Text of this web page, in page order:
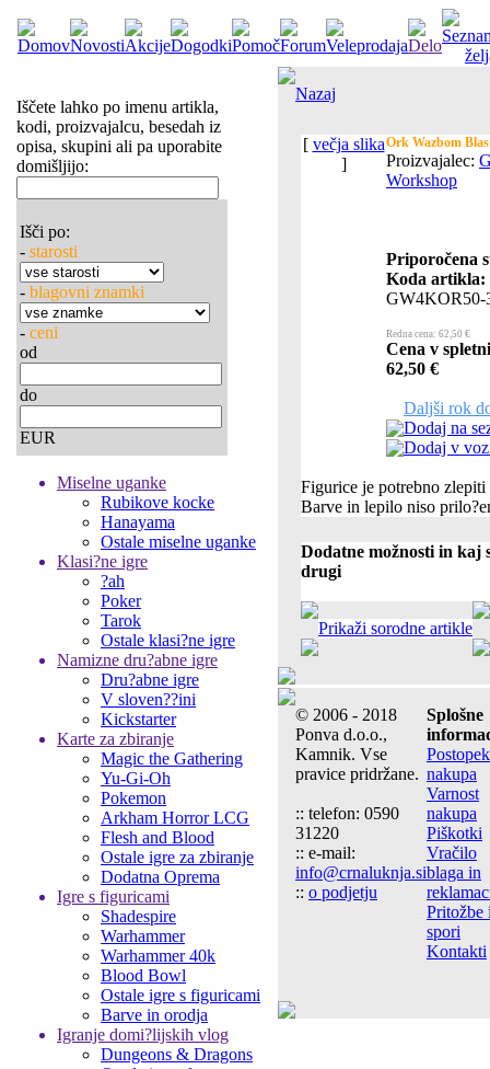
Iščete lahko po imenu artikla,
kodi, proizvajalcu, besedah iz
opisa, skupini ali pa uporabite
domišljijo:
Išči po:
- starosti
- blagovni znamki
- ceni
od
do
EUR
Miselne uganke
Rubikove kocke
Hanayama
Ostale miselne uganke
Klasi?ne igre
?ah
Poker
Tarok
Ostale klasi?ne igre
Namizne dru?abne igre
Dru?abne igre
V sloven??ini
Kickstarter
Karte za zbiranje
Magic the Gathering
Yu-Gi-Oh
Pokemon
Arkham Horror LCG
Flesh and Blood
Ostale igre za zbiranje
Dodatna Oprema
Igre s figuricami
Shadespire
Warhammer
Warhammer 40k
Blood Bowl
Ostale igre s figuricami
Barve in orodja
Igranje domi?lijskih vlog
Dungeons & Dragons
Nazaj
[ večja slika
]
Ork Wazbom
Proizvajalec:
Workshop
Priporočena
Koda artikla:
GW4KOR50-
Redna cena: 62,50 €
Cena v
62,50 €
Daljši rok
Dodaj na
Dodaj v
Figurice je potrebno
Barve in lepilo niso
Dodatne možnosti in kaj
drugi
Prikaži sorodne artikle
© 2006 - 2018
Ponva d.o.o.,
Kamnik. Vse
pravice pridržane.
:: telefon: 0590
31220
:: e-mail:
info@crnaluknja.si
:: o podjetju
Splošne
Postopek
nakupa
Varnost
nakupa
Piškotki
Vračilo
blaga in
Pritožbe
spori
Kontakti